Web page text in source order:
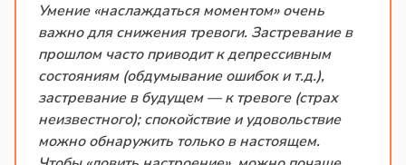
Умение «наслаждаться моментом» очень
важно для снижения тревоги. Застревание в
прошлом часто приводит к депрессивным
состояниям (обдумывание ошибок и т.д.),
застревание в будущем — к тревоге (страх
неизвестного); спокойствие и удовольствие
можно обнаружить только в настоящем.